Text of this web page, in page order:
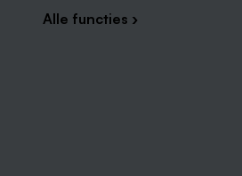
Alle functies ›